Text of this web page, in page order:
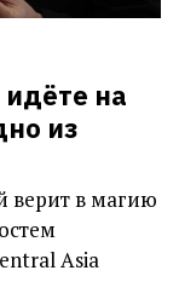
на
из
верит в магию
Asia